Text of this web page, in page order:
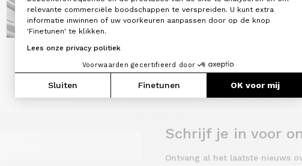
relevante commerciële boodschappen te verspreiden. U kunt extra
informatie inwinnen of uw voorkeuren aanpassen door op de knop
'Finetunen' te klikken.
Lees onze privacy politiek
Voorwaarden gecertifieerd door
Sluiten Finetunen OK voor mij
experten
routes
Schrijf je in voor
Ontvang al het laatste nieuws